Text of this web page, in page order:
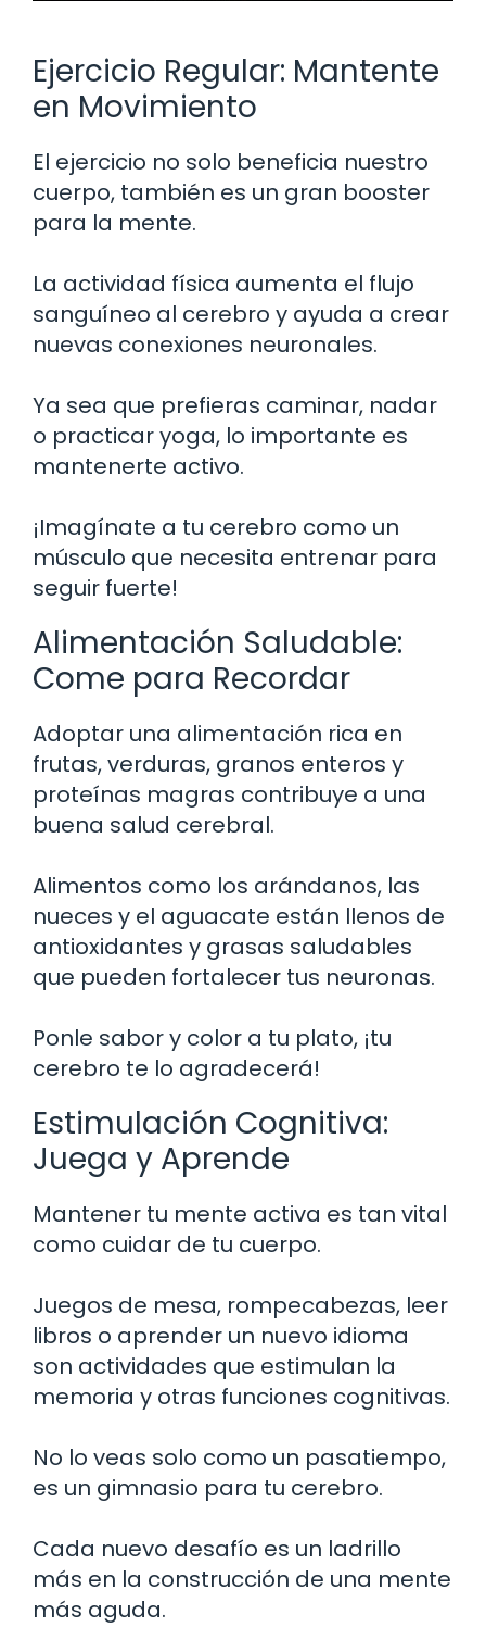
Ejercicio Regular: Mantente
en Movimiento
El ejercicio no solo beneficia nuestro
cuerpo, también es un gran booster
para la mente.
La actividad física aumenta el flujo
sanguíneo al cerebro y ayuda a crear
nuevas conexiones neuronales.
Ya sea que prefieras caminar, nadar
o practicar yoga, lo importante es
mantenerte activo.
¡Imagínate a tu cerebro como un
músculo que necesita entrenar para
seguir fuerte!
Alimentación Saludable:
Come para Recordar
Adoptar una alimentación rica en
frutas, verduras, granos enteros y
proteínas magras contribuye a una
buena salud cerebral.
Alimentos como los arándanos, las
nueces y el aguacate están llenos de
antioxidantes y grasas saludables
que pueden fortalecer tus neuronas.
Ponle sabor y color a tu plato, ¡tu
cerebro te lo agradecerá!
Estimulación Cognitiva:
Juega y Aprende
Mantener tu mente activa es tan vital
como cuidar de tu cuerpo.
Juegos de mesa, rompecabezas, leer
libros o aprender un nuevo idioma
son actividades que estimulan la
memoria y otras funciones cognitivas.
No lo veas solo como un pasatiempo,
es un gimnasio para tu cerebro.
Cada nuevo desafío es un ladrillo
más en la construcción de una mente
más aguda.